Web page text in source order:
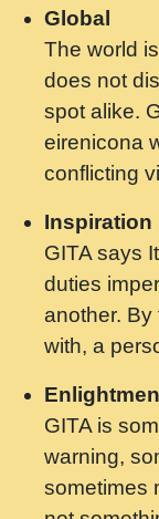
मझ अपन
Shri
मन
मन बध
मर गनय
मेरे मन
Rishikesh
यह
Talab Hai
लडल ज
Global
The world
does not
spot alike.
eirenicona
conflicting
Inspiration
GITA says
duties
another. By
with, a
GITA is
warning,
sometimes